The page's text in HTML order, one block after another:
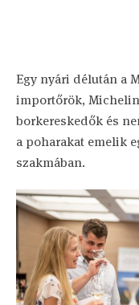
Egy nyári délután a
importőrök,
borkereskedők és
a poharakat emelik
szakmában.